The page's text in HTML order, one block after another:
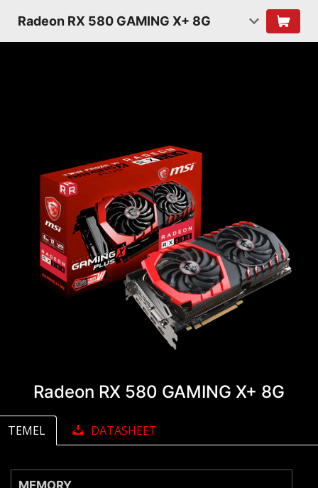
Radeon RX 580 GAMING X+ 8G
Radeon RX 580 GAMING X+ 8G
TEMEL DATASHEET
MEMORY